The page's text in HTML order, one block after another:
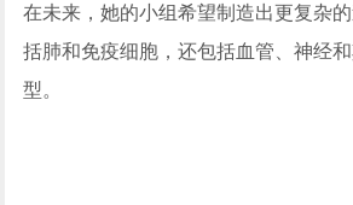
在未来，她的小组希望制造出更复杂
括肺和免疫细胞，还包括血管、神经
型。